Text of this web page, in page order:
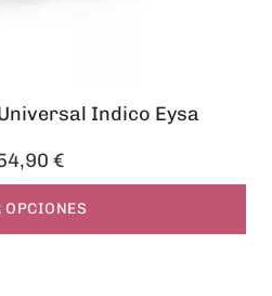
Indico Eysa
€
OPCIONES